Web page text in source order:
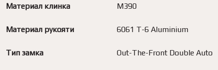
Материал клинка M390
Материал рукояти 6061 T-6 Aluminium
Тип замка Out-The-Front Double Auto